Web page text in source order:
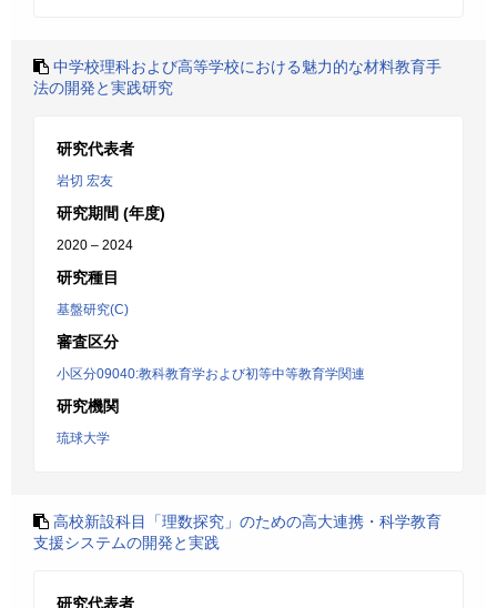
中学校理科および高等学校における魅力的な材料教育手
法の開発と実践研究
研究代表者
岩切 宏友
研究期間 (年度)
2020 – 2024
研究種目
基盤研究(C)
審査区分
小区分09040:教科教育学および初等中等教育学関連
研究機関
琉球大学
高校新設科目「理数探究」のための高大連携・科学教育
支援システムの開発と実践
研究代表者